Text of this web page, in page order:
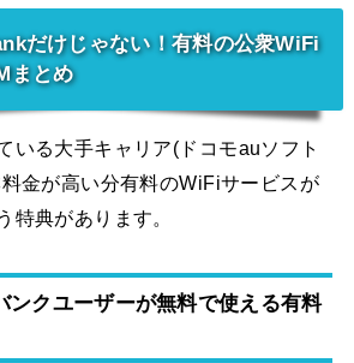
だけじゃない！有料の公衆WiFi
まとめ
いる大手キャリア(ドコモauソフト
金が高い分有料のWiFiサービスが
特典があります。
ンクユーザーが無料で使える有料